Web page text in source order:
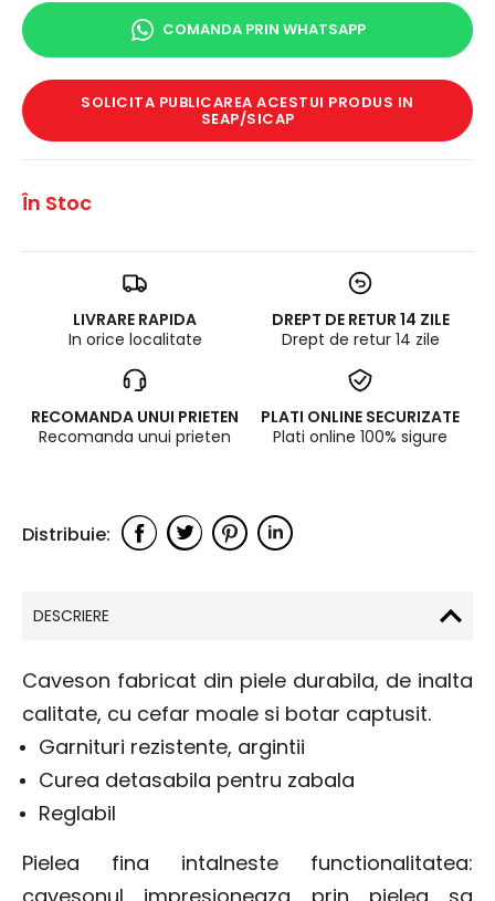
COMANDA PRIN WHATSAPP
SOLICITA PUBLICAREA ACESTUI PRODUS IN
SEAP/SICAP
În Stoc
LIVRARE RAPIDA
In orice localitate
DREPT DE RETUR 14 ZILE
Drept de retur 14 zile
RECOMANDA UNUI PRIETEN
Recomanda unui prieten
PLATI ONLINE SECURIZATE
Plati online 100% sigure
DESCRIERE
Caveson fabricat din piele durabila, de inalta
calitate, cu cefar moale si botar captusit.
Garnituri rezistente, argintii
Curea detasabila pentru zabala
Reglabil
Pielea fina intalneste functionalitatea: